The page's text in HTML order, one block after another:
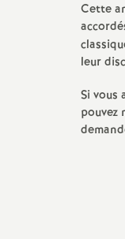
Cette
leur
Si vous
pouvez